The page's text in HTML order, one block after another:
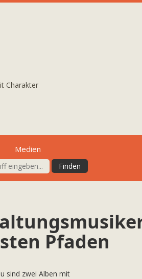
Charakter
Medien
Pfaden
sind zwei Alben mit